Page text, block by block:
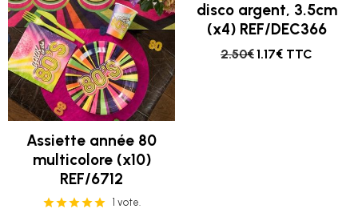
Assiette année 80
multicolore (x10)
REF/6712
1 vote.
disco argent, 3.5cm
(x4) REF/DEC366
2.50€1.17€ TTC